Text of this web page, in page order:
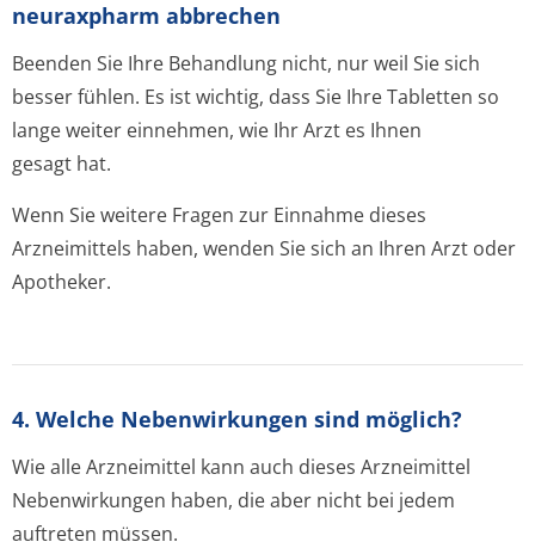
neuraxpharm abbrechen
Beenden Sie Ihre Behandlung nicht, nur weil Sie sich
besser fühlen. Es ist wichtig, dass Sie Ihre Tabletten so
lange weiter einnehmen, wie Ihr Arzt es Ihnen
gesagt hat.
Wenn Sie weitere Fragen zur Einnahme dieses
Arzneimittels haben, wenden Sie sich an Ihren Arzt oder
Apotheker.
4. Welche Nebenwirkungen sind möglich?
Wie alle Arzneimittel kann auch dieses Arzneimittel
Nebenwirkungen haben, die aber nicht bei jedem
auftreten müssen.